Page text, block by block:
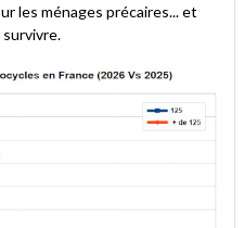
les ménages précaires... et